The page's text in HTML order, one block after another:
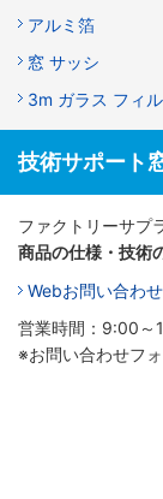
アルミ箔
窓 サッシ
3m ガラス フィ
技術サポート
ファクトリーサプ
商品の仕様・技術
Webお問い合わ
営業時間：9:00～
※お問い合わせフ